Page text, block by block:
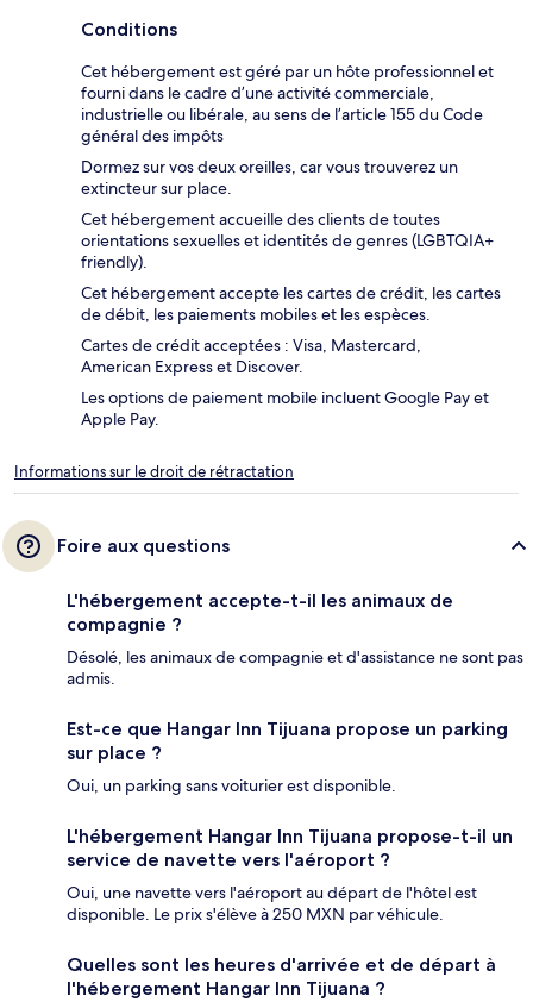
Conditions
Cet hébergement est géré par un hôte professionnel et
fourni dans le cadre d’une activité commerciale,
industrielle ou libérale, au sens de l’article 155 du Code
général des impôts
Dormez sur vos deux oreilles, car vous trouverez un
extincteur sur place.
Cet hébergement accueille des clients de toutes
orientations sexuelles et identités de genres (LGBTQIA+
friendly).
Cet hébergement accepte les cartes de crédit, les cartes
de débit, les paiements mobiles et les espèces.
Cartes de crédit acceptées : Visa, Mastercard,
American Express et Discover.
Les options de paiement mobile incluent Google Pay et
Apple Pay.
Informations sur le droit de rétractation
Foire aux questions
L'hébergement accepte-t-il les animaux de
compagnie ?
Désolé, les animaux de compagnie et d'assistance ne sont pas
admis.
Est-ce que Hangar Inn Tijuana propose un parking
sur place ?
Oui, un parking sans voiturier est disponible.
L'hébergement Hangar Inn Tijuana propose-t-il un
service de navette vers l'aéroport ?
Oui, une navette vers l'aéroport au départ de l'hôtel est
disponible. Le prix s'élève à 250 MXN par véhicule.
Quelles sont les heures d'arrivée et de départ à
l'hébergement Hangar Inn Tijuana ?